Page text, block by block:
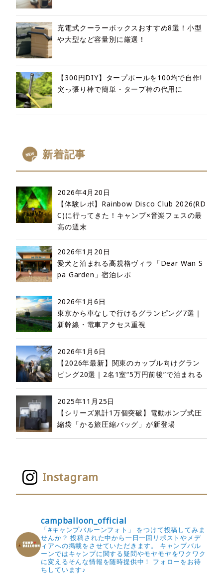
充電式クーラーボックスおすすめ8選！小型
や大型など容量別に厳選！
【300円DIY】タープポールを100均で自作!
突っ張り棒で簡単・タープ棒の代用に
新着記事
2026年4月20日
【体験レポ】Rainbow Disco Club 2026(RD
C)に行ってきた！キャンプ×音楽フェスの最
高の週末
2026年1月20日
愛犬と泊まれる高規格ヴィラ「Dear Wan S
pa Garden」宿泊レポ
2026年1月6日
東京から車なしで行けるグランピング7選｜
新幹線・電車アクセス重視
2026年1月6日
【2026年最新】関東のカップル向けグラン
ピング20選｜2名1室“5万円前後”で泊まれる
2025年11月25日
【シリーズ累計1万個突破】電動ポンプ式圧
縮袋「かる旅圧縮バッグ」が新登場
Instagram
campballoon_official
「#キャンプバルーンフォト」 をつけて投稿してみま
せんか？ 投稿された中から一日一回リポストやメデ
ィアへの掲載をさせていただきます。
キャンプバル
ーンではキャンプに関する疑問やモヤモヤをワクワク
に変えるそんな情報を随時提供中！
フォローをお待
ちしています♪